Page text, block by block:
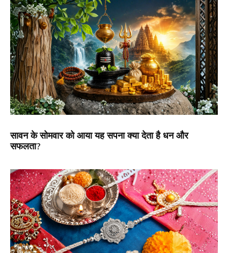
सावन के सोमवार को आया यह सपना क्या देता है धन और
सफलता?